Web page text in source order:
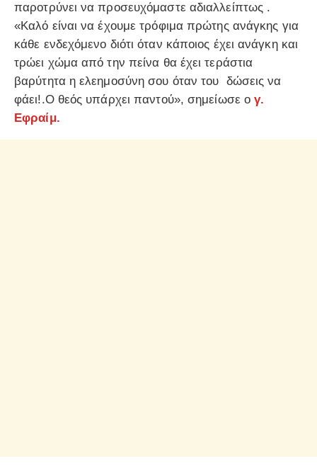
παροτρύνει να προσευχόμαστε αδιαλλείπτως .
«Καλό είναι να έχουμε τρόφιμα πρώτης ανάγκης για
κάθε ενδεχόμενο διότι όταν κάποιος έχει ανάγκη και
τρώει χώμα από την πείνα θα έχει τεράστια
βαρύτητα η ελεημοσύνη σου όταν του δώσεις να
φάει!.Ο θεός υπάρχει παντού», σημείωσε ο γ.
Εφραίμ.